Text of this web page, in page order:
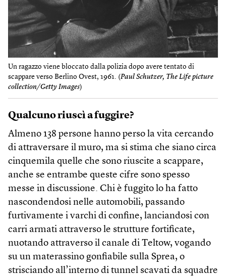
Un ragazzo viene bloccato dalla polizia dopo avere tentato di
scappare verso Berlino Ovest, 1961. (Paul Schutzer, The Life picture
collection/Getty Images)
Qualcuno riuscì a fuggire?
Almeno 138 persone hanno perso la vita cercando
di attraversare il muro, ma si stima che siano circa
cinquemila quelle che sono riuscite a scappare,
anche se entrambe queste cifre sono spesso
messe in discussione. Chi è fuggito lo ha fatto
nascondendosi nelle automobili, passando
furtivamente i varchi di confine, lanciandosi con
carri armati attraverso le strutture fortificate,
nuotando attraverso il canale di Teltow, vogando
su un materassino gonfiabile sulla Sprea, o
strisciando all’interno di tunnel scavati da squadre